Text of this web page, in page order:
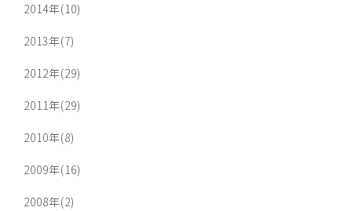
2014年(10)
2013年(7)
2012年(29)
2011年(29)
2010年(8)
2009年(16)
2008年(2)